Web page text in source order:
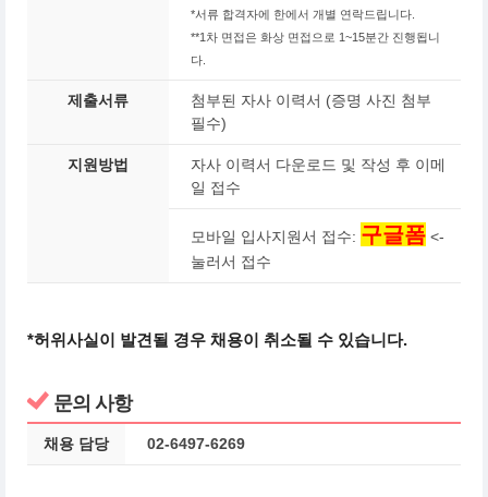
*서류 합격자에 한에서 개별 연락드립니다.
**1차 면접은 화상 면접으로 1~15분간 진행됩니
다.
제출서류
첨부된 자사 이력서 (증명 사진 첨부
필수)
지원방법
자사 이력서 다운로드 및 작성 후 이메
일 접수
모바일 입사지원서 접수: 구글폼 <-
눌러서 접수
*허위사실이 발견될 경우 채용이 취소될 수 있습니다.
문의 사항
채용 담당 02-6497-6269